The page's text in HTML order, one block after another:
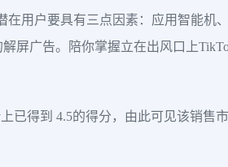
用户要具有三点因素：应用智能机
屏广告。陪你掌握立在出风口上
已得到 4.5的得分，由此可见该销售